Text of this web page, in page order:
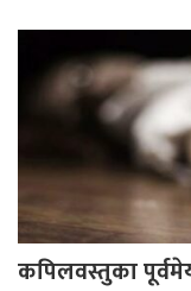
कपिलवस्तुका